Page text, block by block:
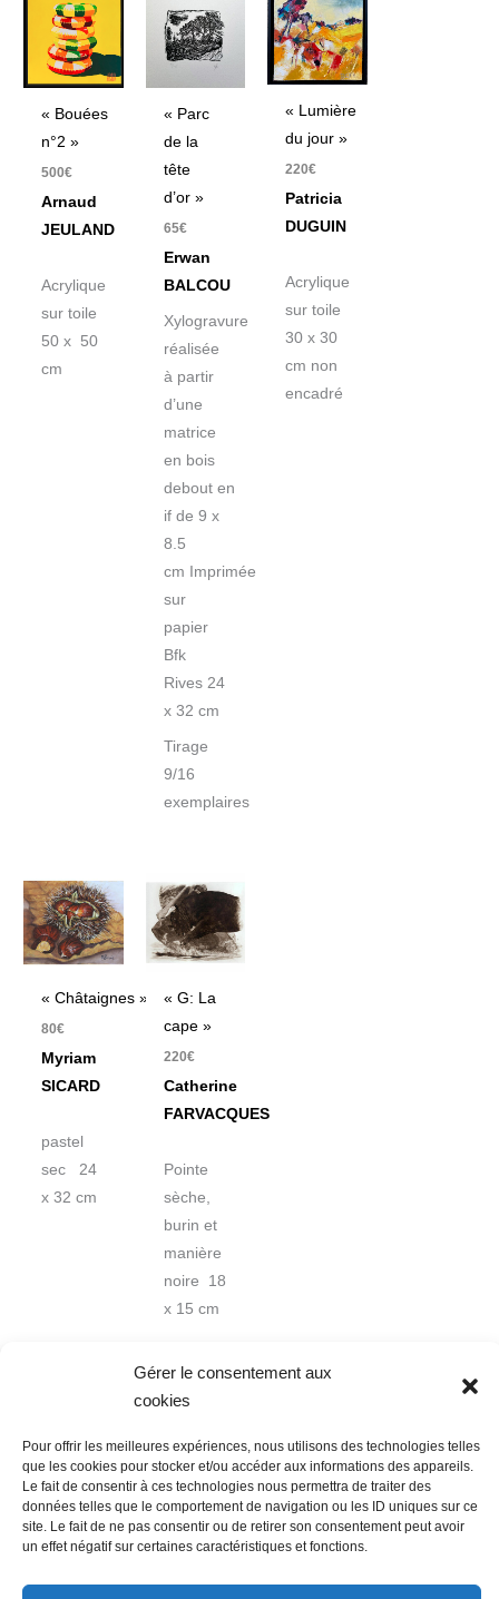
Gérer le consentement aux
cookies
Pour offrir les meilleures expériences, nous utilisons des technologies telles
que les cookies pour stocker et/ou accéder aux informations des appareils.
Le fait de consentir à ces technologies nous permettra de traiter des
données telles que le comportement de navigation ou les ID uniques sur ce
site. Le fait de ne pas consentir ou de retirer son consentement peut avoir
un effet négatif sur certaines caractéristiques et fonctions.
« Bouées
n°2 »
500€
Arnaud
JEULAND
Acrylique
sur toile
50 x 50
cm
« Parc
de la
tête
d’or »
65€
Erwan
BALCOU
Xylogravure
réalisée
à partir
d’une
matrice
en bois
debout en
if de 9 x
8.5
cm Imprimée
sur
papier
Bfk
Rives 24
x 32 cm
Tirage
9/16
exemplaires
« Lumière
du jour »
220€
Patricia
DUGUIN
Acrylique
sur toile
30 x 30
cm non
encadré
« Châtaignes »
80€
Myriam
SICARD
pastel
sec 24
x 32 cm
« G: La
cape »
220€
Catherine
FARVACQUES
Pointe
sèche,
burin et
manière
noire 18
x 15 cm
Nous contacter
Conditions Générales de Ventes
Politique de confidentialité
Mentions légales